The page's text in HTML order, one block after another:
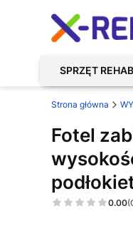
SPRZĘT
Strona główna
Fotel
0.00